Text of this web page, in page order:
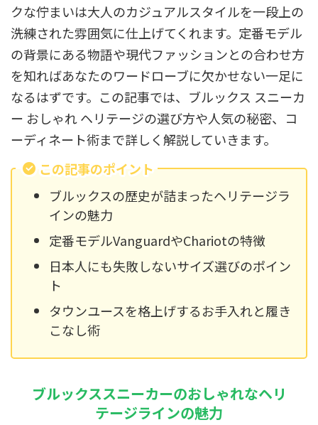
クな佇まいは大人のカジュアルスタイルを一段上の
洗練された雰囲気に仕上げてくれます。定番モデル
の背景にある物語や現代ファッションとの合わせ方
を知ればあなたのワードローブに欠かせない一足に
なるはずです。この記事では、ブルックス スニーカ
ー おしゃれ ヘリテージの選び方や人気の秘密、コ
ーディネート術まで詳しく解説していきます。
この記事のポイント
ブルックスの歴史が詰まったヘリテージラ
インの魅力
定番モデルVanguardやChariotの特徴
日本人にも失敗しないサイズ選びのポイン
ト
タウンユースを格上げするお手入れと履き
こなし術
ブルックススニーカーのおしゃれなヘリ
テージラインの魅力